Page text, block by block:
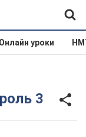
Онлайн уроки
3